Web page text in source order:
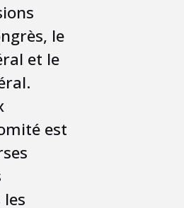
le
et le
est